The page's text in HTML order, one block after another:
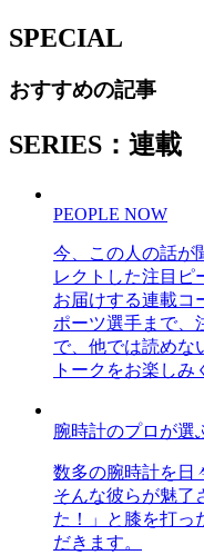
SPECIAL
おすすめの記事
SERIES：連載
PEOPLE NOW
今、この人の話が
レクトした注目ピ
お届けする連載コ
ポーツ選手まで、
で、他では読めな
トークをお楽しみ
腕時計のプロが選
数多の腕時計を日
そんな彼らが魅了
た！」と膝を打っ
だきます。